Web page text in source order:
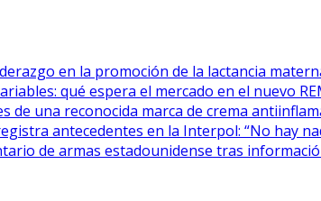
en la promoción de la lactancia
qué espera el mercado en el nuevo
de una reconocida marca de crema
antecedentes en la Interpol: “No hay
de armas estadounidense tras